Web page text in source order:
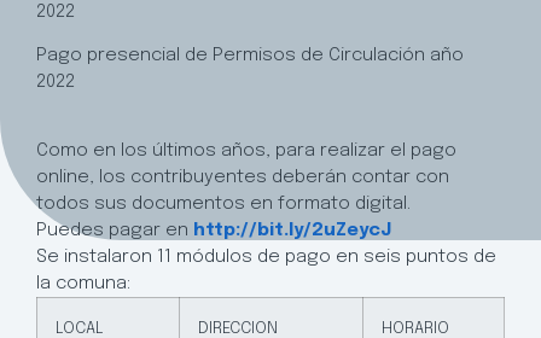
Pago presencial de Permisos de Circulación año
2022
Como en los últimos años, para realizar el pago
online, los contribuyentes deberán contar con
todos sus documentos en formato digital.
Puedes pagar en http://bit.ly/2uZeycJ
Se instalaron 11 módulos de pago en seis puntos de
la comuna:
LOCAL DIRECCION HORARIO